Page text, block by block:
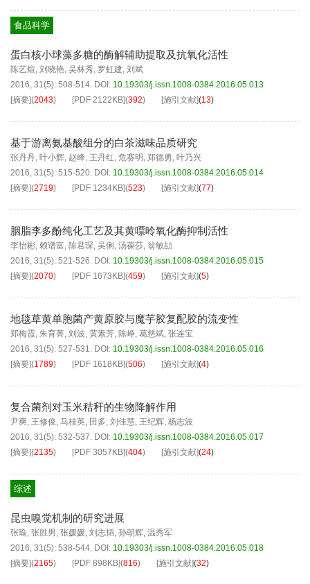
食品科学
蛋白核小球藻多糖的酶解辅助提取及抗氧化活性
陈艺煊, 刘晓艳, 吴林秀, 罗虹建, 刘斌
2016, 31(5): 508-514. DOI: 10.19303/j.issn.1008-0384.2016.05.013
[摘要](2043) [PDF 2122KB](392) [施引文献](13)
基于游离氨基酸组分的白茶滋味品质研究
张丹丹, 叶小辉, 赵峰, 王丹红, 危赛明 , 郑德勇, 叶乃兴
2016, 31(5): 515-520. DOI: 10.19303/j.issn.1008-0384.2016.05.014
[摘要](2719) [PDF 1234KB](523) [施引文献](77)
胭脂李多酚纯化工艺及其黄嘌呤氧化酶抑制活性
李怡彬, 赖谱富, 陈君琛, 吴俐 , 汤葆莎, 翁敏劼
2016, 31(5): 521-526. DOI: 10.19303/j.issn.1008-0384.2016.05.015
[摘要](2070) [PDF 1673KB](459) [施引文献](5)
地毯草黄单胞菌产黄原胶与魔芋胶复配胶的流变性
郑梅霞, 朱育菁, 刘波, 黄素芳, 陈峥, 葛慈斌, 张连宝
2016, 31(5): 527-531. DOI: 10.19303/j.issn.1008-0384.2016.05.016
[摘要](1789) [PDF 1618KB](506) [施引文献](4)
复合菌剂对玉米秸秆的生物降解作用
尹爽, 王修俊, 马桂英, 田多, 刘佳慧, 王纪辉, 杨志波
2016, 31(5): 532-537. DOI: 10.19303/j.issn.1008-0384.2016.05.017
[摘要](2135) [PDF 3057KB](404) [施引文献](24)
综述
昆虫嗅觉机制的研究进展
张瑜, 张胜男, 张媛媛, 刘志韬, 孙朝辉, 温秀军
2016, 31(5): 538-544. DOI: 10.19303/j.issn.1008-0384.2016.05.018
[摘要](2165) [PDF 898KB](816) [施引文献](32)